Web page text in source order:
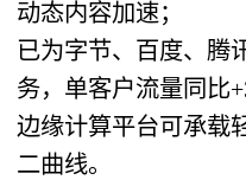
动态内容加速；
已为字节、百度、腾
务，单客户流量同比
边缘计算平台可承载
二曲线。